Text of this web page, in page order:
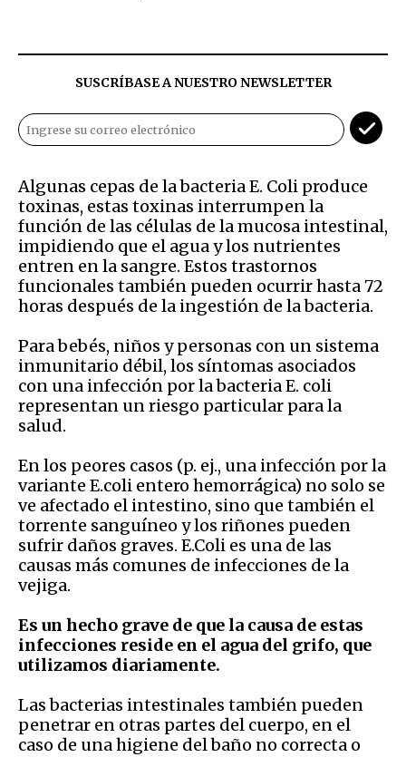
SUSCRÍBASE A NUESTRO NEWSLETTER
Algunas cepas de la bacteria E. Coli produce
toxinas, estas toxinas interrumpen la
función de las células de la mucosa intestinal,
impidiendo que el agua y los nutrientes
entren en la sangre. Estos trastornos
funcionales también pueden ocurrir hasta 72
horas después de la ingestión de la bacteria.
Para bebés, niños y personas con un sistema
inmunitario débil, los síntomas asociados
con una infección por la bacteria E. coli
representan un riesgo particular para la
salud.
En los peores casos (p. ej., una infección por la
variante E.coli entero hemorrágica) no solo se
ve afectado el intestino, sino que también el
torrente sanguíneo y los riñones pueden
sufrir daños graves. E.Coli es una de las
causas más comunes de infecciones de la
vejiga.
Es un hecho grave de que la causa de estas
infecciones reside en el agua del grifo, que
utilizamos diariamente.
Las bacterias intestinales también pueden
penetrar en otras partes del cuerpo, en el
caso de una higiene del baño no correcta o